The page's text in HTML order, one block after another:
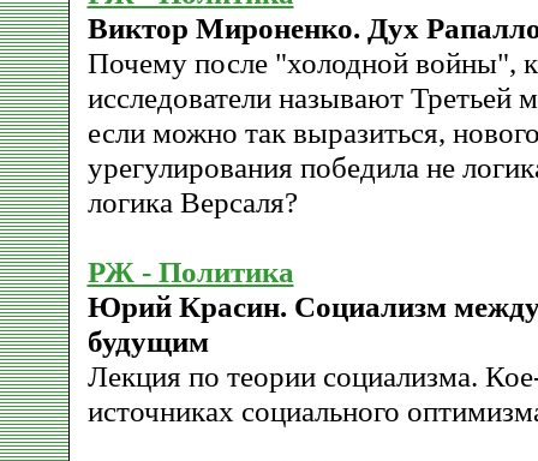
Виктор Мироненко. Дух
Почему после "холодной войны",
исследователи называют Третьей
если можно так выразиться,
урегулирования победила не
логика Версаля?
РЖ - Политика
Юрий Красин. Социализм
будущим
Лекция по теории социализма.
источниках социального